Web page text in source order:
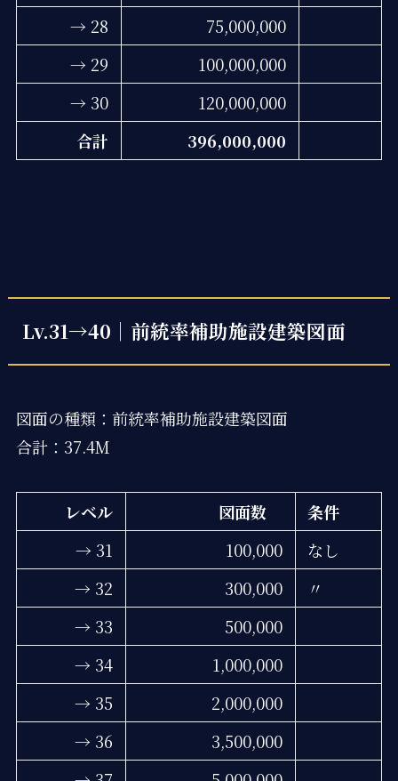
→ 28
75,000,000
→ 29
100,000,000
→ 30
120,000,000
合計
396,000,000
Lv.31→40｜前統率補助施設建築図面
図面の種類：前統率補助施設建築図面
合計：37.4M
レベル 図面数
条件
→ 31
100,000
なし
→ 32
300,000
〃
→ 33
500,000
→ 34
1,000,000
→ 35
2,000,000
→ 36
3,500,000